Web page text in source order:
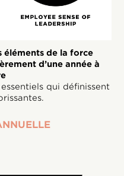
éléments de la force
d’une année à
qui définissent